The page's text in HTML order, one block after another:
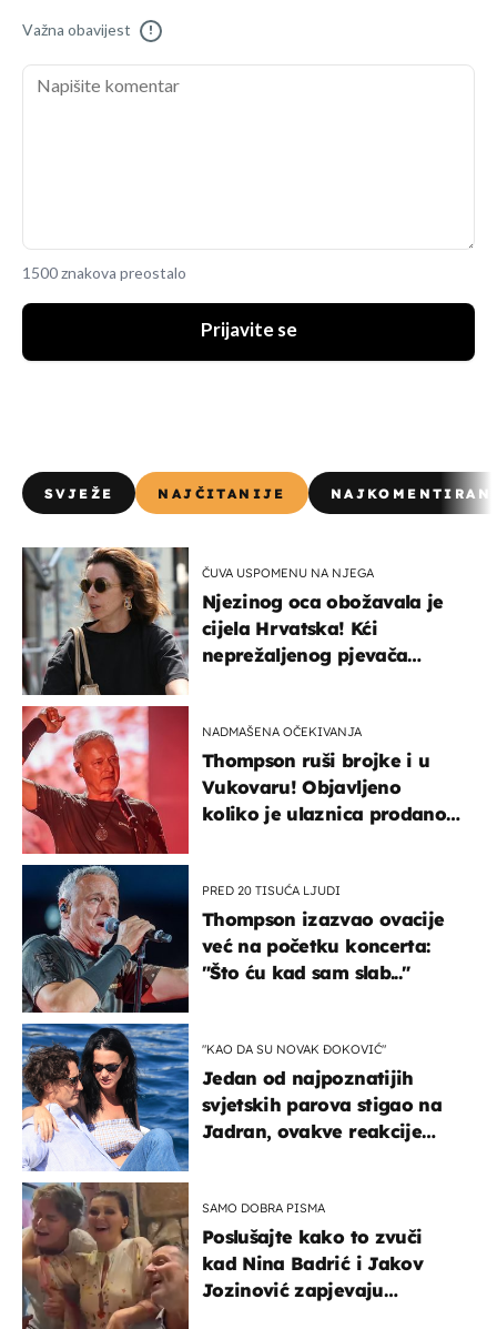
Važna obavijest !
1500 znakova preostalo
Prijavite se
SVJEŽE NAJČITANIJE
ČUVA USPOMENU NA NJEGA
Njezinog oca obožavala je
cijela Hrvatska! Kći
neprežaljenog pjevača
NADMAŠENA OČEKIVANJA
Thompson ruši brojke i u
Vukovaru! Objavljeno
koliko je ulaznica prodano
PRED 20 TISUĆA LJUDI
Thompson izazvao ovacije
već na početku koncerta:
"Što ću kad sam slab..."
"KAO DA SU NOVAK ĐOKOVIĆ"
Jedan od najpoznatijih
svjetskih parova stigao na
Jadran, ovakve reakcije
SAMO DOBRA PISMA
Poslušajte kako to zvuči
kad Nina Badrić i Jakov
Jozinović zapjevaju